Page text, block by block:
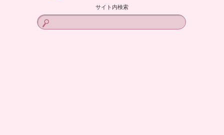
サイト内検索